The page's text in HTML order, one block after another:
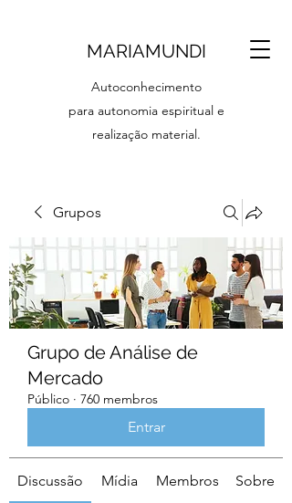
MARIAMUNDI
Autoconhecimento
para autonomia espiritual e
realização material.
Grupos
Grupo de Análise de
Mercado
Público · 760 membros
Entrar
Discussão Mídia Membros Sobre